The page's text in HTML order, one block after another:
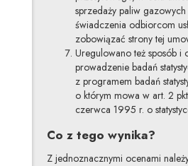
sprzedaży paliw
świadczenia odbiorcom
zobowiązać strony tej
Uregulowano też sposób i
prowadzenie badań
z programem badań
o którym mowa w art. 2
czerwca 1995 r. o
Co z tego wynika?
Z jednoznacznymi ocenami